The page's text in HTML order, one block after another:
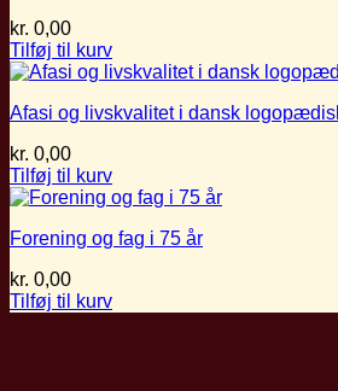
kr. 0,00
Tilføj til kurv
Afasi og livskvalitet i dansk
kr. 0,00
Tilføj til kurv
Forening og fag i 75 år
kr. 0,00
Tilføj til kurv